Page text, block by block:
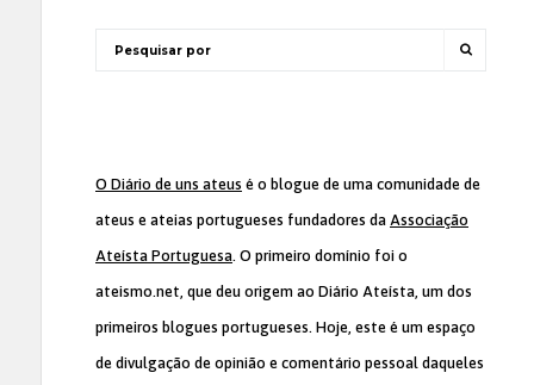
O Diário de uns ateus é o blogue de uma comunidade de
ateus e ateias portugueses fundadores da Associação
Ateísta Portuguesa. O primeiro domínio foi o
ateismo.net, que deu origem ao Diário Ateísta, um dos
primeiros blogues portugueses. Hoje, este é um espaço
de divulgação de opinião e comentário pessoal daqueles